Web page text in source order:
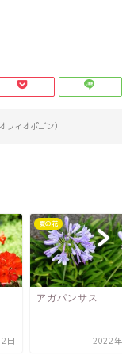
フィオポゴン）
日
夏の花
アガパンサス
2022年5